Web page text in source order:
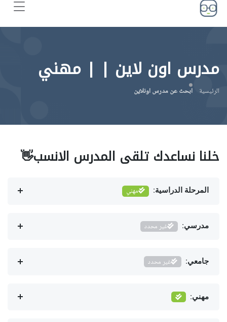
مدرس اون لاين | | مهني
الرئيسية ابحث عن مدرس اونلاين
خلنا نساعدك تلقى المدرس الانسب👋
المرحلة الدراسية: مهني
مدرسي: غير محدد
جامعي: غير محدد
مهني: